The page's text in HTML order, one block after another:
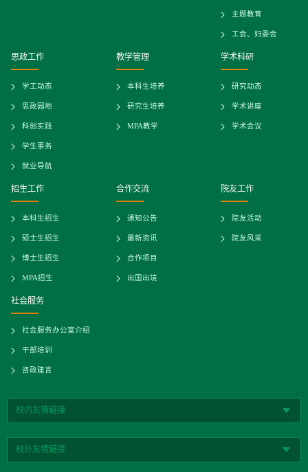
主题教育
工会、妇委会
思政工作
学工动态
思政园地
科创实践
学生事务
就业导航
教学管理
本科生培养
研究生培养
MPA教学
学术科研
研究动态
学术讲座
学术会议
招生工作
本科生招生
硕士生招生
博士生招生
MPA招生
合作交流
通知公告
最新资讯
合作项目
出国出境
院友工作
院友活动
院友风采
社会服务
社会服务办公室介绍
干部培训
咨政建言
校内友情链接
校外友情链接